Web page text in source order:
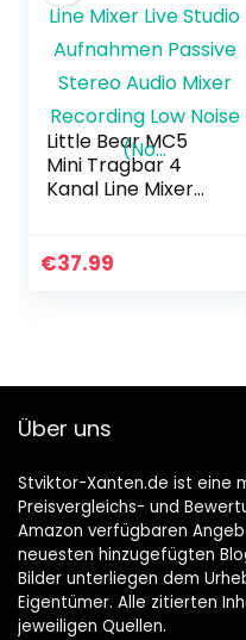
Little Bear MC5
Mini Tragbar 4
Kanal Line Mixer
Passive Stereo
€37.99
Über uns
Stviktor-Xanten.de ist eine
Preisvergleichs- und
Amazon verfügbaren
neuesten hinzugefügten
Bilder unterliegen dem
Eigentümer. Alle zitierten
jeweiligen Quellen.